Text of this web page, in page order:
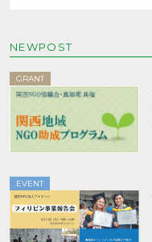
NEWPOST
GRANT
EVENT